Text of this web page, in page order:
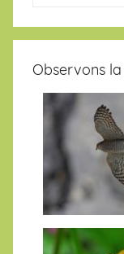
Observons